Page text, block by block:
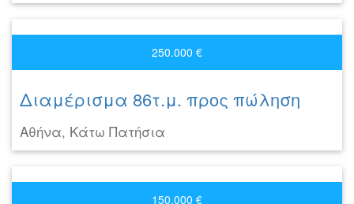
250.000 €
Διαμέρισμα 86τ.μ. προς πώληση
Αθήνα, Κάτω Πατήσια
150.000 €